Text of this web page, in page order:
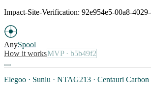
Impact-Site-Verification: 92e954e5-00a8-
AnySpool
How it worksMVP· b5b49f2
Elegoo · Sunlu · NTAG213 · Centauri Carbon